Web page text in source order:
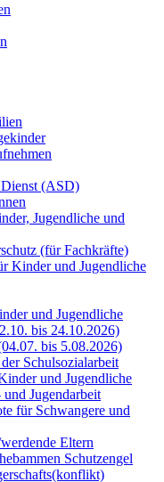
(ASD)
Jugendliche und
(für Fachkräfte)
Kinder und Jugendliche
und Jugendliche
bis 24.10.2026)
bis 5.08.2026)
Schulsozialarbeit
und Jugendliche
Jugendarbeit
für Schwangere und
Eltern
Schutzengel